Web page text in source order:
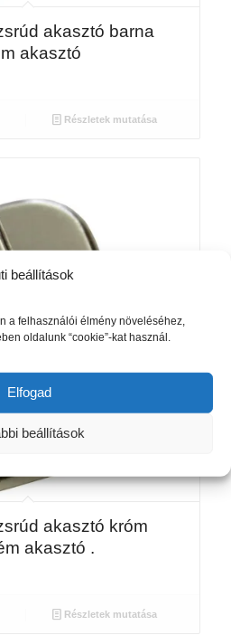
beállítások
a felhasználói élmény növeléséhez,
oldalunk “cookie”-kat használ.
Elfogad
beállítások
akasztó barna
akasztó
Részletek mutatása
akasztó króm
akasztó .
Részletek mutatása